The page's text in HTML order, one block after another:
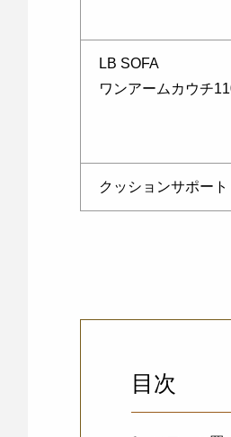
LB SOFA
ワンアームカウチ
クッションサポート
目次